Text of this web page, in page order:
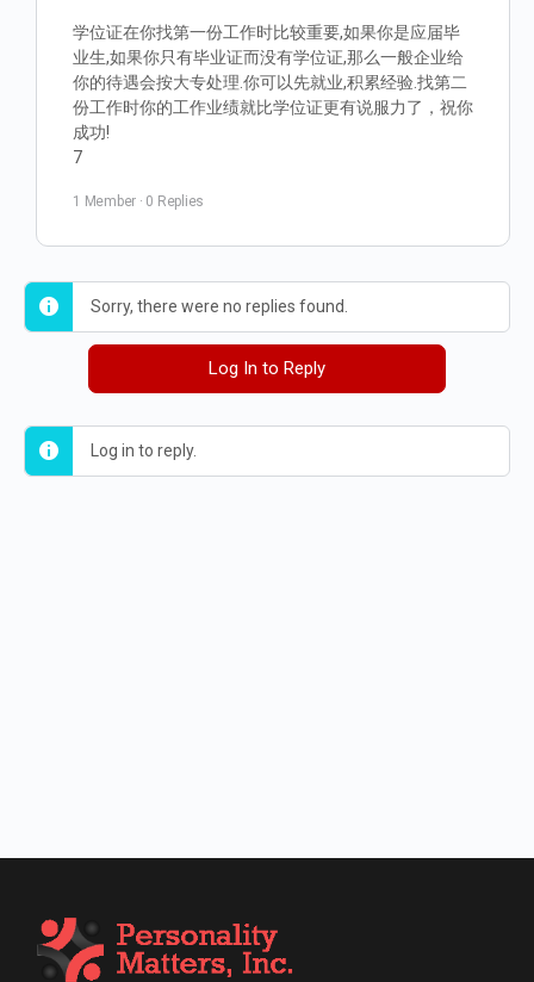
学位证在你找第一份工作时比较重要,如果你是应届毕
业生,如果你只有毕业证而没有学位证,那么一般企业给
你的待遇会按大专处理.你可以先就业,积累经验.找第二
份工作时你的工作业绩就比学位证更有说服力了，祝你
成功!
7
1 Member · 0 Replies
Sorry, there were no replies found.
Log In to Reply
Log in to reply.